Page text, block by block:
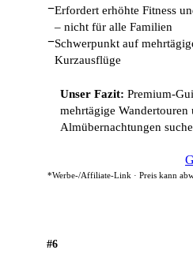
−Erfordert erhöhte Fitness
– nicht für alle Familien
−Schwerpunkt auf
Kurzausflüge
Unser Fazit: Premium-
mehrtägige Wandertouren
Almübernachtungen
*Werbe-/Affiliate-Link · Preis kann
#6